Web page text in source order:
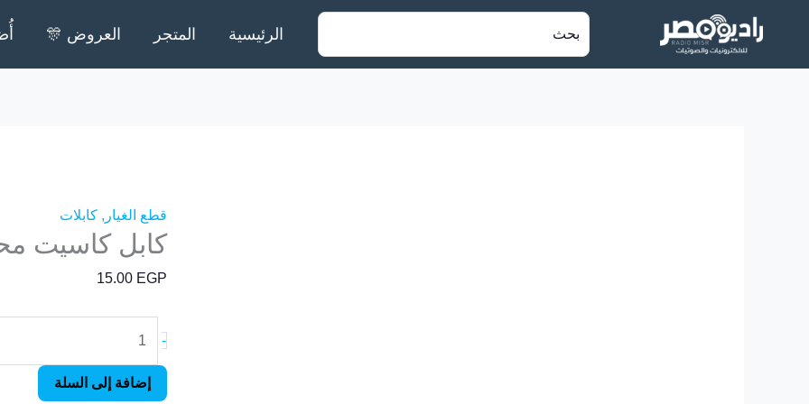
البحث
عن:
الرئيسية المتجر العروض 🎊
قطع الغيار ,كابلات
كابل كاسيت
15.00 EGP
-
محمل
متر
إضافة إلى السلة